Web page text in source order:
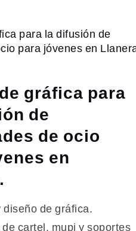
gráfica para
de
de ocio
en
de gráfica.
cartel, mupi y soportes